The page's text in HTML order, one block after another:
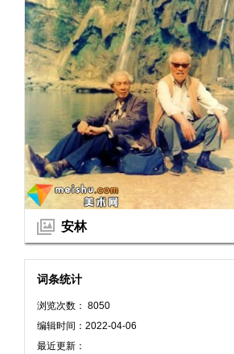
安林
词条统计
浏览次数： 8050
编辑时间：2022-04-06
最近更新：